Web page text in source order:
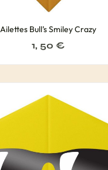
Ailettes Bull’s Smiley Crazy
1, 50 €